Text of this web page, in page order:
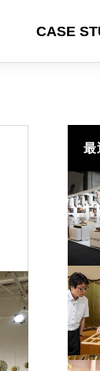
CASE
ヤ
イト
『
年明
『
ル・
まし
「
募集
【
回
最